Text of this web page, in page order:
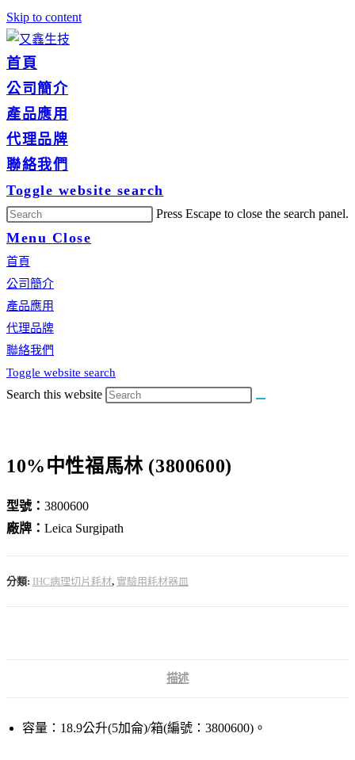
Skip to content
首頁
公司簡介
產品應用
代理品牌
聯絡我們
Toggle website search
Press Escape to close the search panel.
Menu Close
首頁
公司簡介
產品應用
代理品牌
聯絡我們
Toggle website search
Search this website
10%中性福馬林 (3800600)
型號： 3800600
廠牌： Leica Surgipath
分類: IHC病理切片耗材, 實驗用耗材器皿
描述
容量：18.9公升(5加侖)/箱(編號：3800600)。